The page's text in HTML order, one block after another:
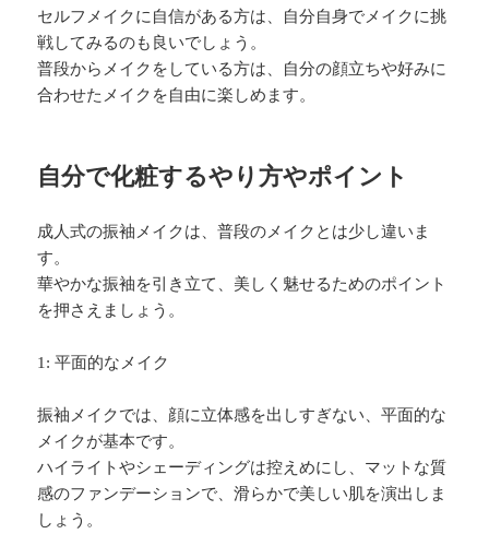
セルフメイクに自信がある方は、自分自身でメイクに挑
戦してみるのも良いでしょう。
普段からメイクをしている方は、自分の顔立ちや好みに
合わせたメイクを自由に楽しめます。
自分で化粧するやり方やポイント
成人式の振袖メイクは、普段のメイクとは少し違いま
す。
華やかな振袖を引き立て、美しく魅せるためのポイント
を押さえましょう。
1: 平面的なメイク
振袖メイクでは、顔に立体感を出しすぎない、平面的な
メイクが基本です。
ハイライトやシェーディングは控えめにし、マットな質
感のファンデーションで、滑らかで美しい肌を演出しま
しょう。